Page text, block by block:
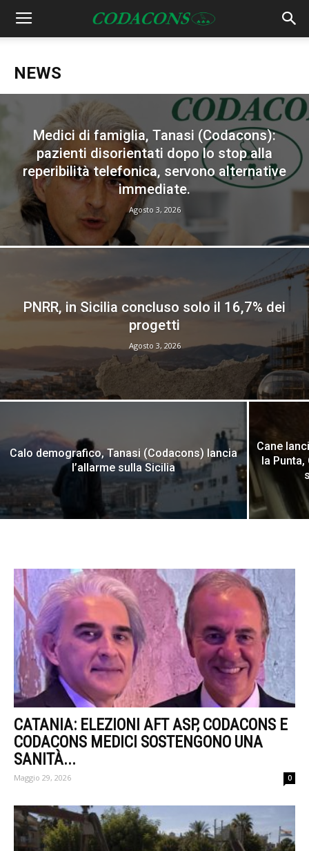
NEWS
Medici di famiglia, Tanasi (Codacons):
pazienti disorientati dopo lo stop alla
reperibilità telefonica, servono alternative
immediate.
Agosto 3, 2026
PNRR, in Sicilia concluso solo il 16,7% dei
progetti
Agosto 3, 2026
Calo demografico, Tanasi (Codacons) lancia
l’allarme sulla Sicilia
Cane
la
CATANIA: ELEZIONI AFT ASP, CODACONS E
CODACONS MEDICI SOSTENGONO UNA
SANITÀ...
Maggio 29, 2026 0